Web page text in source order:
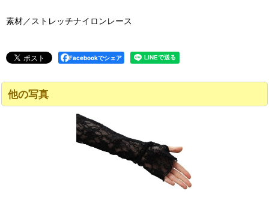
素材／ストレッチナイロンレース
Facebookでシェア
他の写真